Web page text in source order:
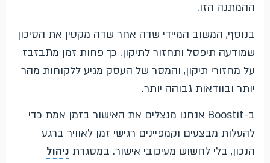
ההמתנה הזו.
בנוסף, המשוב המיידי שדה אחר שדה מקטין את הסיכון
שמודעה תיפסל ותחזור לתיקון. כך פחות זמן מתבזבז
על מחזורי תיקון, והמסר של העסק מגיע ללקוחות מהר
יותר ובוודאות גבוהה יותר.
ב-Boostit אנחנו מנצלים את האישור בזמן אמת כדי
להעלות מבצעים וקמפיינים רגישי זמן לאוויר ברגע
הנכון, בלי לחשוש מעיכובי אישור. במסגרת ניהול